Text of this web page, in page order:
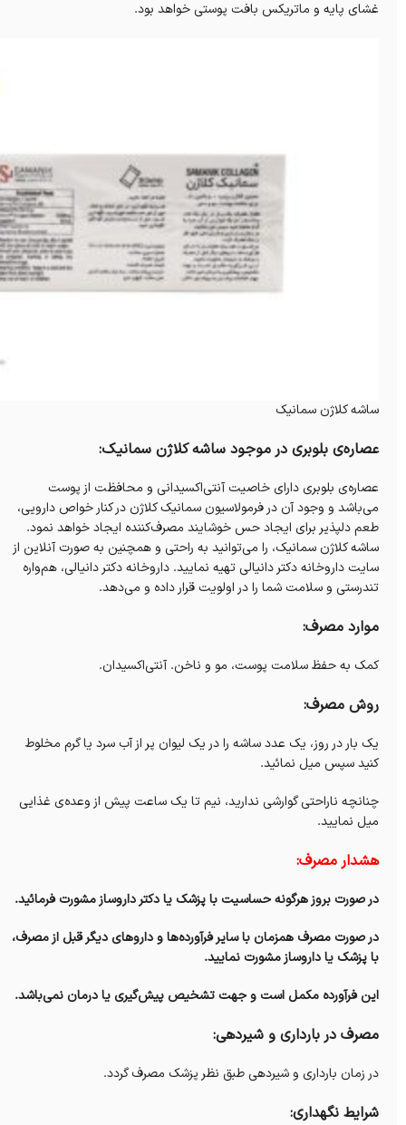
غشای پایه و ماتریکس بافت پوستی خواهد بود‌‌.
ساشه کلاژن سمانیک
عصاره‌ی بلوبری در موجود ساشه کلاژن سمانیک:
عصاره‌ی بلوبری دارای خاصیت آنتی‌اکسیدانی و محافظت از پوست
می‌باشد و وجود آن در فرمولاسیون سمانیک کلاژن در کنار خواص دارویی،
طعم دلپذیر برای ایجاد حس خوشایند مصرف‌کننده‌ ایجاد خواهد نمود.
ساشه کلاژن سمانیک، را می‌توانید به راحتی و همچنین به صورت آنلاین از
سایت داروخانه دکتر دانیالی تهیه نمایید. داروخانه‌ دکتر دانیالی، هم‌واره
تندرستی و سلامت شما را در اولویت قرار داده و می‌دهد.
موارد مصرف:
کمک به حفظ سلامت پوست، مو و ناخن. آنتی‌اکسیدان.
روش مصرف:
یک بار در روز، یک عدد ساشه را در یک لیوان پر از آب سرد یا گرم مخلوط
کنید سپس میل نمائید.
چنانچه ناراحتی گوارشی ندارید، نیم تا یک ساعت پیش از وعده‌ی غذایی
میل نمایید.
هشدار مصرف:
در صورت بروز هرگونه حساسیت با پزشک یا دکتر داروساز مشورت فرمائید.
در صورت مصرف همزمان با سایر فرآورده‌ها و داروهای دیگر قبل از مصرف،
با پزشک یا داروساز مشورت نمایید.
این فرآورده مکمل است و جهت تشخیص پیش‌گیری یا درمان نمی‌باشد.
مصرف در بارداری و شیردهی:
در زمان بارداری و شیردهی طبق نظر پزشک مصرف گردد.
شرایط نگهداری: